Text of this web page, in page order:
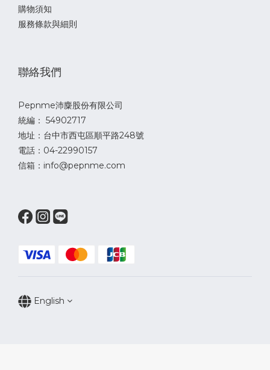
購物須知
服務條款與細則
聯絡我們
Pepnme沛麋股份有限公司
統編： 54902717
地址：台中市西屯區順平路248號
電話：04-22990157
信箱：info@pepnme.com
English